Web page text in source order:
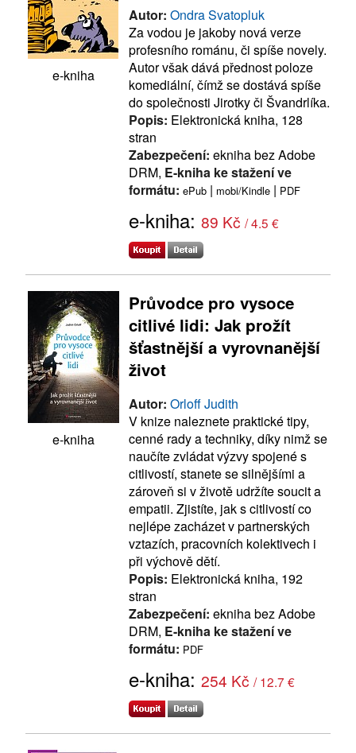
e-kniha
Autor: Ondra Svatopluk
Za vodou je jakoby nová verze
profesního románu, či spíše novely.
Autor však dává přednost poloze
komediální, čímž se dostává spíše
do společnosti Jirotky či Švandrlíka.
Popis: Elektronická kniha, 128
stran
Zabezpečení: ekniha bez Adobe
DRM, E-kniha ke stažení ve
formátu: ePub | mobi/Kindle | PDF
e-kniha: 89 Kč / 4.5 €
e-kniha
Průvodce pro vysoce
citlivé lidi: Jak prožít
šťastnější a vyrovnanější
život
Autor: Orloff Judith
V knize naleznete praktické tipy,
cenné rady a techniky, díky nimž se
naučíte zvládat výzvy spojené s
citlivostí, stanete se silnějšími a
zároveň si v životě udržíte soucit a
empatii. Zjistíte, jak s citlivostí co
nejlépe zacházet v partnerských
vztazích, pracovních kolektivech i
při výchově dětí.
Popis: Elektronická kniha, 192
stran
Zabezpečení: ekniha bez Adobe
DRM, E-kniha ke stažení ve
formátu: PDF
e-kniha: 254 Kč / 12.7 €